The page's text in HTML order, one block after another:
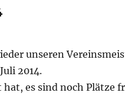
unseren
2014.
es sind noch Plätze